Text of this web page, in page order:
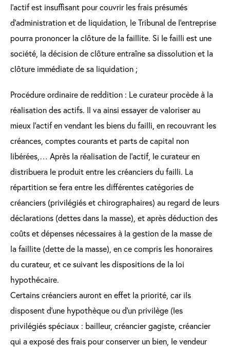
l’actif est insuffisant pour couvrir les frais présumés
d’administration et de liquidation, le Tribunal de l’entreprise
pourra prononcer la clôture de la faillite. Si le failli est une
société, la décision de clôture entraîne sa dissolution et la
clôture immédiate de sa liquidation ;
Procédure ordinaire de reddition : Le curateur procède à la
réalisation des actifs. Il va ainsi essayer de valoriser au
mieux l’actif en vendant les biens du failli, en recouvrant les
créances, comptes courants et parts de capital non
libérées,… Après la réalisation de l’actif, le curateur en
distribuera le produit entre les créanciers du failli. La
répartition se fera entre les différentes catégories de
créanciers (privilégiés et chirographaires) au regard de leurs
déclarations (dettes dans la masse), et après déduction des
coûts et dépenses nécessaires à la gestion de la masse de
la faillite (dette de la masse), en ce compris les honoraires
du curateur, et ce suivant les dispositions de la loi
hypothécaire.
Certains créanciers auront en effet la priorité, car ils
disposent d’une hypothèque ou d’un privilège (les
privilégiés spéciaux : bailleur, créancier gagiste, créancier
qui a exposé des frais pour conserver un bien, le vendeur